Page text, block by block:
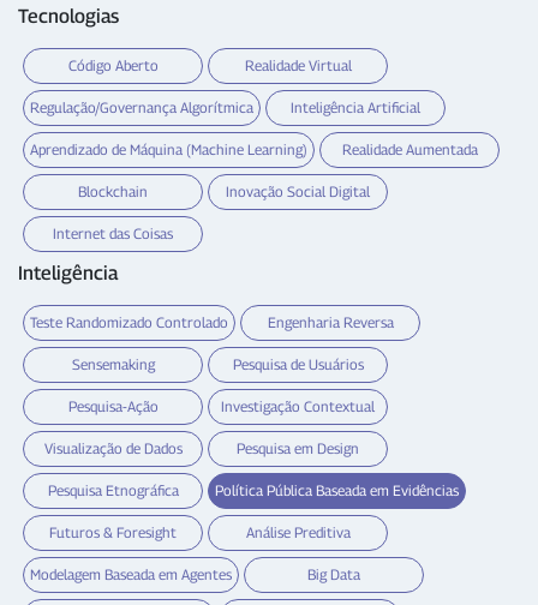
Tecnologias
Código Aberto Realidade Virtual
Regulação/Governança Algorítmica Inteligência Artificial
Aprendizado de Máquina (Machine Learning) Realidade Aumentada
Blockchain Inovação Social Digital
Internet das Coisas
Inteligência
Teste Randomizado Controlado Engenharia Reversa
Sensemaking Pesquisa de Usuários
Pesquisa-Ação Investigação Contextual
Visualização de Dados Pesquisa em Design
Pesquisa Etnográfica Política Pública Baseada em Evidências
Futuros & Foresight Análise Preditiva
Modelagem Baseada em Agentes Big Data